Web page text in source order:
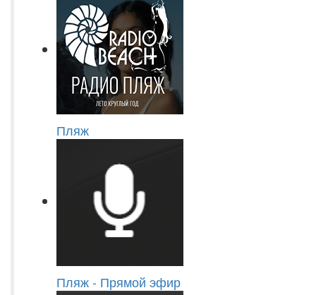
Пляж
Пляж - Прямой эфир